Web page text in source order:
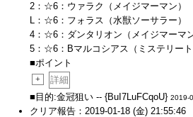
2：☆6：ウァラク（メイジマーマン）
L：☆6：フォラス（水獣ソーサラー）
4：☆6：ダンタリオン（メイジマーマン
5：☆6：Bマルコシアス（ミステリート
■ポイント
+
詳細
■目的:金冠狙い -- {BuI7LuFCqoU} 2019-
クリア報告：2019-01-18 (金) 21:55:46